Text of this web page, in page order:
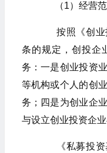
（1）经营范
按照《创业
条的规定，创投企
务：一是创业投资
等机构或个人的创
务；四是为创业企
与设立创业投资企
《私募投资